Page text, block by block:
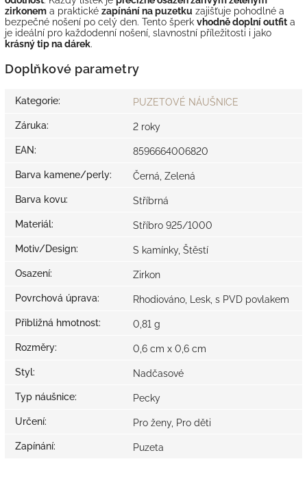
zirkonem a praktické zapínání na puzetku zajišťuje pohodlné a
bezpečné nošení po celý den. Tento šperk vhodně doplní outfit a
je ideální pro každodenní nošení, slavnostní příležitosti i jako
krásný tip na dárek.
Doplňkové parametry
Kategorie: PUZETOVÉ NÁUŠNICE
Záruka: 2 roky
EAN: 8596664006820
Barva kamene/perly: Černá, Zelená
Barva kovu: Stříbrná
Materiál: Stříbro 925/1000
Motiv/Design: S kamínky, Štěstí
Osazení: Zirkon
Povrchová úprava: Rhodiováno, Lesk, s PVD povlakem
Přibližná hmotnost: 0,81 g
Rozměry: 0,6 cm x 0,6 cm
Styl: Nadčasové
Typ náušnice: Pecky
Určení: Pro ženy, Pro děti
Zapínání: Puzeta